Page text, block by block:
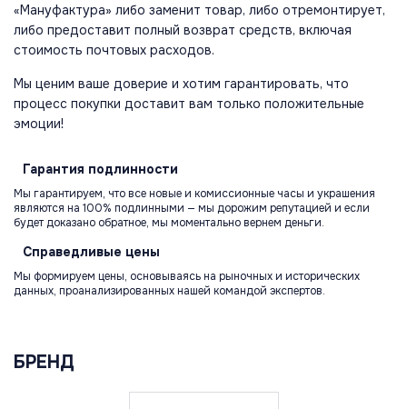
«Мануфактура» либо заменит товар, либо отремонтирует,
либо предоставит полный возврат средств, включая
стоимость почтовых расходов.
Мы ценим ваше доверие и хотим гарантировать, что
процесс покупки доставит вам только положительные
эмоции!
Гарантия подлинности
Мы гарантируем, что все новые и комиссионные часы и украшения
являются на 100% подлинными — мы дорожим репутацией и если
будет доказано обратное, мы моментально вернем деньги.
Справедливые цены
Мы формируем цены, основываясь на рыночных и исторических
данных, проанализированных нашей командой экспертов.
БРЕНД